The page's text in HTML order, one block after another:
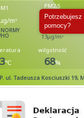
Potrzebujesz
pomocy?